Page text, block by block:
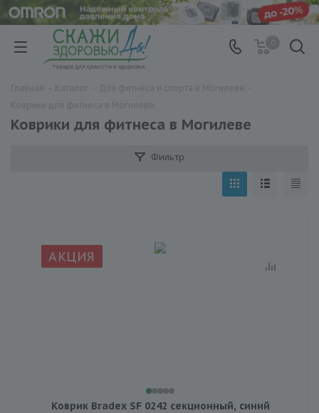
Коврики для фитнеса в Могилеве
Фильтр
АКЦИЯ
Коврик Bradex SF 0242 секционный, синий